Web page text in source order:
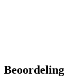
Beoordeling